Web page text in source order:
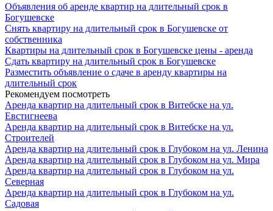
Объявления об аренде квартир на длительный срок в
Богушевске
Снять квартиру на длительный срок в Богушевске от
собственника
Квартиры на длительный срок в Богушевске цены - аренда
Сдать квартиру на длительный срок в Богушевске
Разместить объявление о сдаче в аренду квартиры на
длительный срок
Рекомендуем посмотреть
Аренда квартир на длительный срок в Витебске на ул.
Евстигнеева
Аренда квартир на длительный срок в Витебске на ул.
Строителей
Аренда квартир на длительный срок в Глубоком на ул. Ленина
Аренда квартир на длительный срок в Глубоком на ул. Мира
Аренда квартир на длительный срок в Глубоком на ул.
Северная
Аренда квартир на длительный срок в Глубоком на ул.
Садовая